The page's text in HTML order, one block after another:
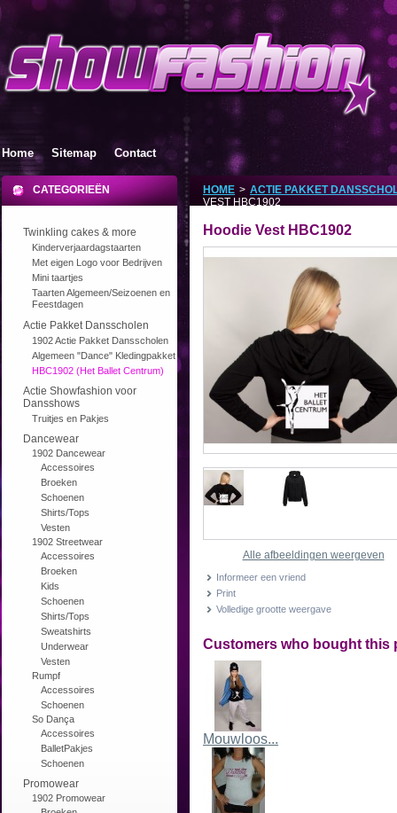
Home Sitemap Contact
CATEGORIEËN
Twinkling cakes & more
Kinderverjaardagstaarten
Met eigen Logo voor Bedrijven
Mini taartjes
Taarten Algemeen/Seizoenen en
Feestdagen
Actie Pakket Dansscholen
1902 Actie Pakket Dansscholen
Algemeen "Dance" Kledingpakket
HBC1902 (Het Ballet Centrum)
Actie Showfashion voor
Dansshows
Truitjes en Pakjes
Dancewear
1902 Dancewear
Accessoires
Broeken
Schoenen
Shirts/Tops
Vesten
1902 Streetwear
Accessoires
Broeken
Kids
Schoenen
Shirts/Tops
Sweatshirts
Underwear
Vesten
Rumpf
Accessoires
Schoenen
So Dança
Accessoires
BalletPakjes
Schoenen
Promowear
1902 Promowear
HOME > ACTIE PAKKET
VEST HBC1902
Hoodie Vest HBC1902
Alle afbeeldingen weergeven
Informeer een vriend
Print
Volledige grootte weergave
Customers who bought this
Mouwloos...